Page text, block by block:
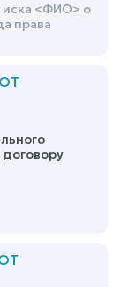
иска <ФИО> о
права